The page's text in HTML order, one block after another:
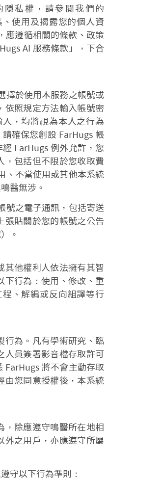
隱私權，請參閱我們的
使用及揭露您的個人資
應遵循相關的條款、政策
AI 服務條款」，下合
擇於使用本服務之帳號或
依照規定方法輸入帳號密
，均將視為本人之行為
請確保您創設 FarHugs 帳
FarHugs 例外允許，您
，包括但不限於您收取費
、不當使用或其他本系統
醫無涉。
號之電子通訊，包括寄送
張貼關於您的帳號之公告
。
其他權利人依法擁有其智
下行為：使用、修改、重
、解編或反向組譯等行
行為。凡有學術研究、臨
人員簽署影音檔存取許可
FarHugs 將不會主動存取
由您同意授權後，本系統
，除應遵守鳴醫所在地相
外之用戶，亦應遵守所屬
守以下行為準則：